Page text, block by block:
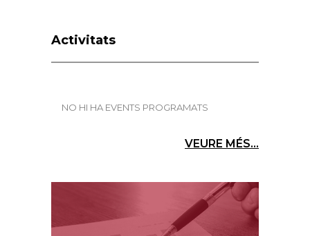
Activitats
NO HI HA EVENTS PROGRAMATS
VEURE MÉS...